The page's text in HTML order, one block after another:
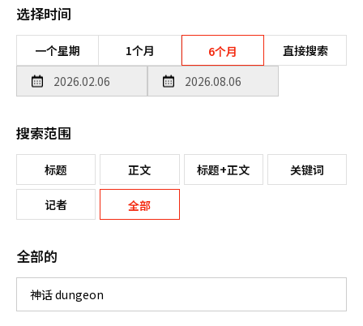
选择时间
一个星期 1个月 6个月 直接搜索
搜索范围
标题 正文 标题+正文 关键词
记者 全部
全部的